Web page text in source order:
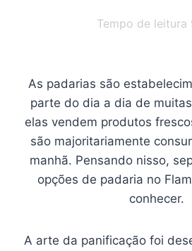
Tempo de leitura
As padarias são
parte do dia a dia de
elas vendem produtos
são majoritariamente
manhã. Pensando nisso,
opções de padaria no
conhecer.
A arte da panificação foi